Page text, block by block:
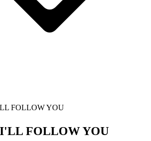
FOLLOW YOU
FOLLOW YOU